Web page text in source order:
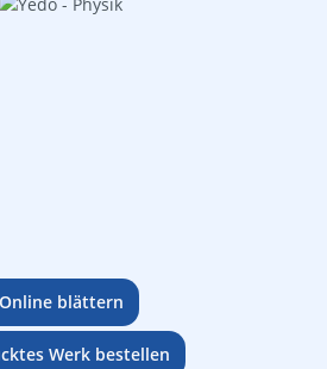
Online blättern
Werk bestellen